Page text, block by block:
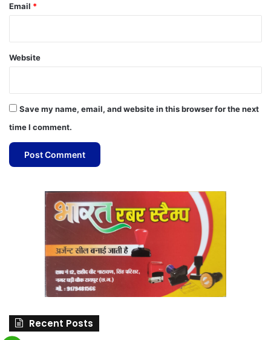
Email *
Website
Save my name, email, and website in this browser for the next
time I comment.
Recent Posts